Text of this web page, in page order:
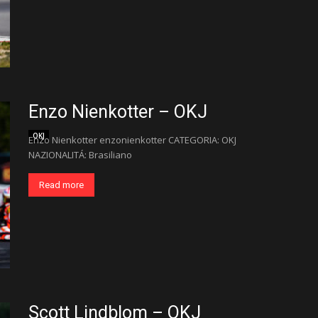
Enzo Nienkotter – OKJ
OKJ
Enzo Nienkotter enzonienkotter CATEGORIA: OKJ
NAZIONALITÁ: Brasiliano
Read more
Scott Lindblom – OKJ